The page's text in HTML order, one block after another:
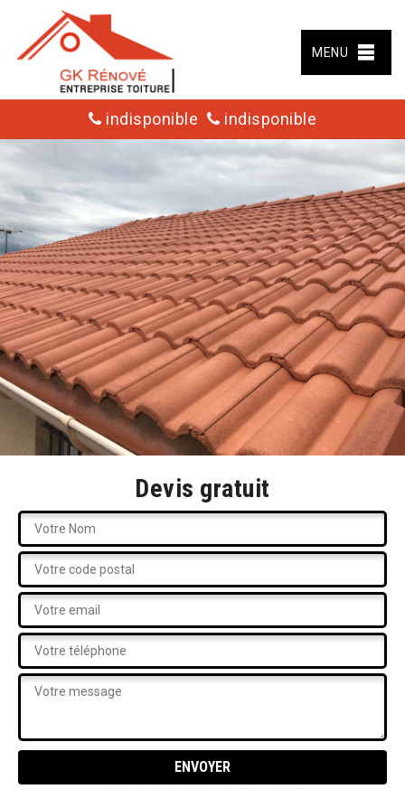
MENU
indisponible indisponible
Devis gratuit